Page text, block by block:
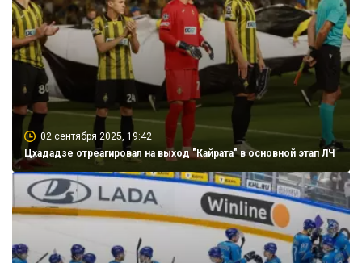
02 сентября 2025, 19:42
Цхададзе отреагировал на выход "Кайрата" в основной этап ЛЧ